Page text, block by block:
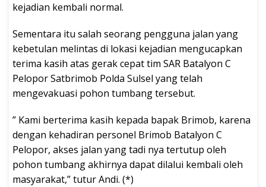
kejadian kembali normal.
Sementara itu salah seorang pengguna jalan yang
kebetulan melintas di lokasi kejadian mengucapkan
terima kasih atas gerak cepat tim SAR Batalyon C
Pelopor Satbrimob Polda Sulsel yang telah
mengevakuasi pohon tumbang tersebut.
” Kami berterima kasih kepada bapak Brimob, karena
dengan kehadiran personel Brimob Batalyon C
Pelopor, akses jalan yang tadi nya tertutup oleh
pohon tumbang akhirnya dapat dilalui kembali oleh
masyarakat,” tutur Andi. (*)